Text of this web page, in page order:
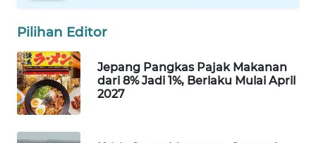
Pilihan Editor
Jepang Pangkas Pajak Makanan
dari 8% Jadi 1%, Berlaku Mulai April
2027
LISTRIK
WAHANA
TRAVEL
WAHANA
TV